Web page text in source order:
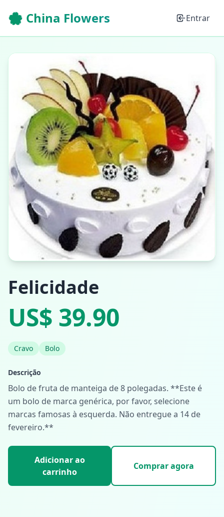
🌸 China Flowers Entrar
Felicidade
US$ 39.90
Cravo Bolo
Descrição
Bolo de fruta de manteiga de 8 polegadas. **Este é
um bolo de marca genérica, por favor, selecione
marcas famosas à esquerda. Não entregue a 14 de
fevereiro.**
Adicionar ao
carrinho
Comprar agora